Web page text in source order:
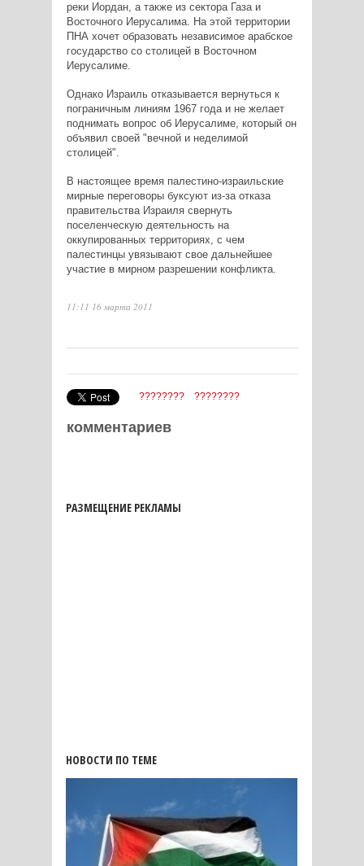
реки Иордан, а также из сектора Газа и
Восточного Иерусалима. На этой территории
ПНА хочет образовать независимое арабское
государство со столицей в Восточном
Иерусалиме.
Однако Израиль отказывается вернуться к
пограничным линиям 1967 года и не желает
поднимать вопрос об Иерусалиме, который он
объявил своей "вечной и неделимой
столицей".
В настоящее время палестино-израильские
мирные переговоры буксуют из-за отказа
правительства Израиля свернуть
поселенческую деятельность на
оккупированных территориях, с чем
палестинцы увязывают свое дальнейшее
участие в мирном разрешении конфликта.
11:11 16 марта 2011
???????? ????????
комментариев
РАЗМЕЩЕНИЕ РЕКЛАМЫ
НОВОСТИ ПО ТЕМЕ